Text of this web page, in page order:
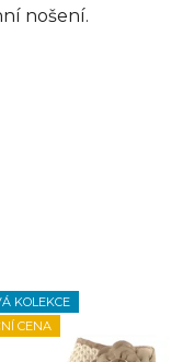
nošení.
KOLEKCE
CENA